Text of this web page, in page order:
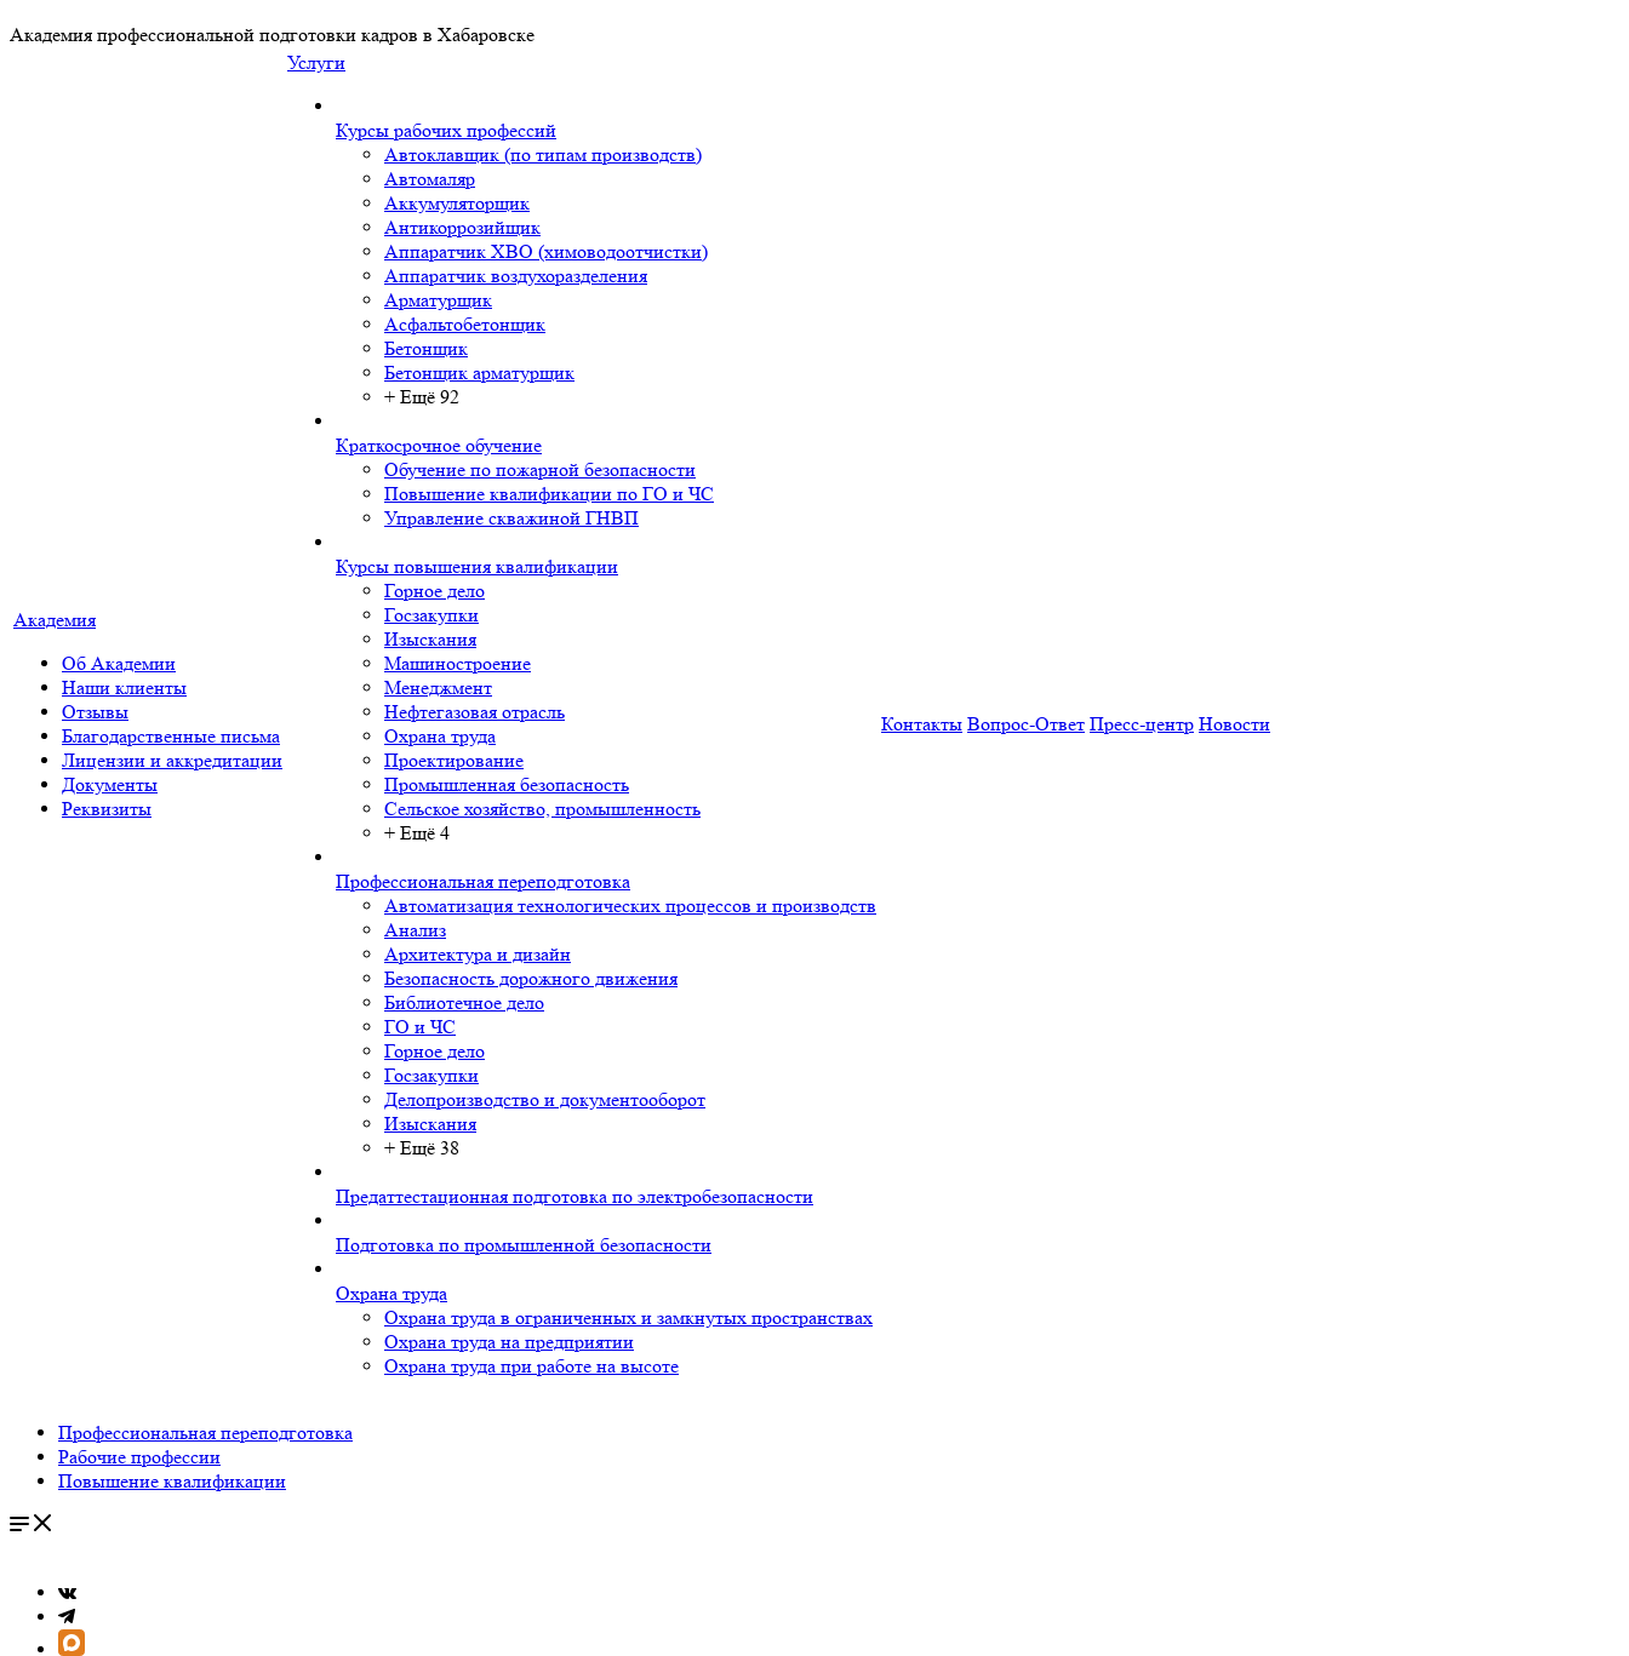
Академия профессиональной подготовки кадров в Хабаровске
Академия
Об Академии
Наши клиенты
Отзывы
Благодарственные письма
Лицензии и аккредитации
Документы
Реквизиты
Услуги
Курсы рабочих профессий
Автоклавщик (по типам производств)
Автомаляр
Аккумуляторщик
Антикоррозийщик
Аппаратчик ХВО (химоводоотчистки)
Аппаратчик воздухоразделения
Арматурщик
Асфальтобетонщик
Бетонщик
Бетонщик арматурщик
+ Ещё 92
Краткосрочное обучение
Обучение по пожарной безопасности
Повышение квалификации по ГО и ЧС
Управление скважиной ГНВП
Курсы повышения квалификации
Горное дело
Госзакупки
Изыскания
Машиностроение
Менеджмент
Нефтегазовая отрасль
Охрана труда
Проектирование
Промышленная безопасность
Сельское хозяйство, промышленность
+ Ещё 4
Профессиональная переподготовка
Автоматизация технологических процессов и производств
Анализ
Архитектура и дизайн
Безопасность дорожного движения
Библиотечное дело
ГО и ЧС
Горное дело
Госзакупки
Делопроизводство и документооборот
Изыскания
+ Ещё 38
Предаттестационная подготовка по электробезопасности
Подготовка по промышленной безопасности
Охрана труда
Охрана труда в ограниченных и замкнутых пространствах
Охрана труда на предприятии
Охрана труда при работе на высоте
Контакты Вопрос-Ответ Пресс-центр Новости
Профессиональная переподготовка
Рабочие профессии
Повышение квалификации